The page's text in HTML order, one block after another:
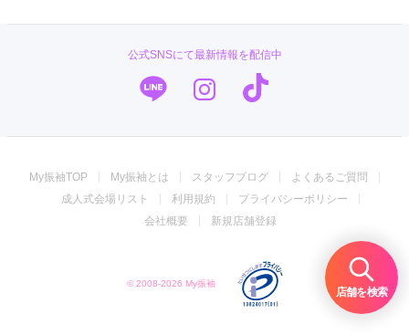
店舗を検索
エレガント キュート クール
百合
橘 蝶 鶴 松竹梅 扇面 車
華籠
熨斗
宝尽 波 雪輪 雲取り 道長取り
矢絣
縞 その他
成人式レポート
振袖ブランド特集
ジョイフル恵利
振袖専門店 一蔵
振袖館COCOL
公式SNSにて最新情報を配信中
My振袖TOP My振袖とは スタッフブログ
よくあるご質問
成人式会場リスト
利用規約
プライバシーポリシー
会社概要
新規店舗登録
© 2008-2026 My振袖